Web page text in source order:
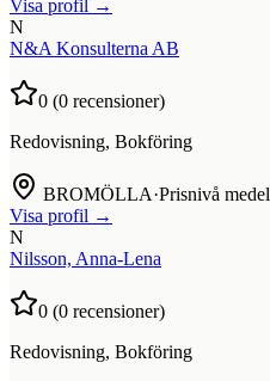
Visa profil →
N
N&A Konsulterna AB
0 (0 recensioner)
Redovisning, Bokföring
BROMÖLLA·Prisnivå medel
Visa profil →
N
Nilsson, Anna-Lena
0 (0 recensioner)
Redovisning, Bokföring